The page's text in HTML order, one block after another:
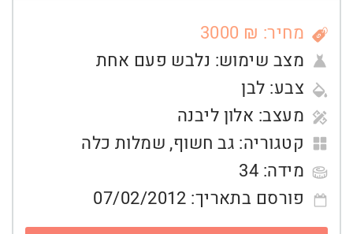
מחיר: ₪ 3000
מצב שימוש: נלבש פעם אחת
צבע: לבן
מעצב: אלון ליבנה
קטגוריה: גב חשוף, שמלות כלה
מידה: 34
פורסם בתאריך: 07/02/2012